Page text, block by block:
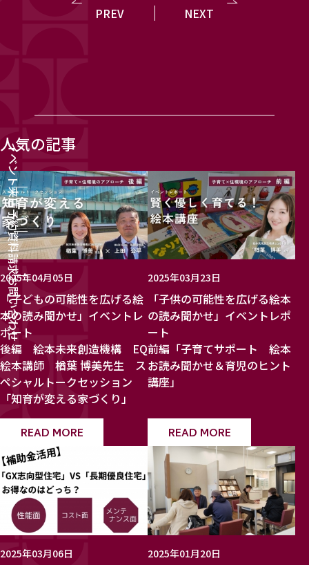
イベント
来店予約
資料請求
お問い合わせ
PREV NEXT
人気の記事
2025年04月05日
「子どもの可能性を広げる絵
本の読み聞かせ」イベントレ
ポート
後編 絵本未来創造機構 EQ
絵本講師 楢葉 博美先生 ス
ペシャルトークセッション
「知育が変える家づくり」
READ MORE
2025年03月23日
「子供の可能性を広げる絵本
の読み聞かせ」イベントレポ
ート
前編「子育てサポート 絵本
お読み聞かせ＆育児のヒント
講座」
READ MORE
2025年03月06日 2025年01月20日